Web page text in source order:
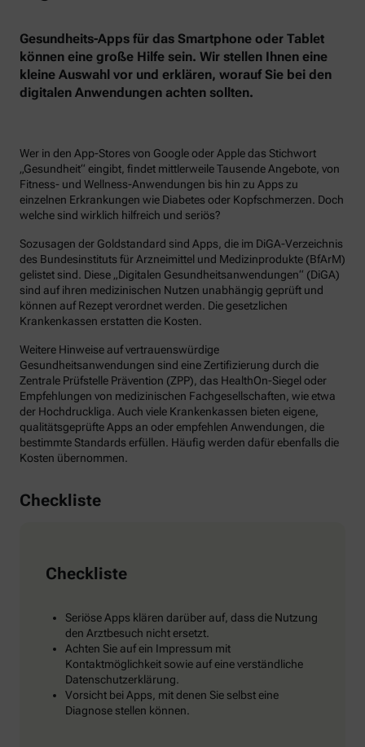
Gesundheits-Apps für das Smartphone oder Tablet
können eine große Hilfe sein. Wir stellen Ihnen eine
kleine Auswahl vor und erklären, worauf Sie bei den
digitalen Anwendungen achten sollten.
Wer in den App-Stores von Google oder Apple das Stichwort
„Gesundheit“ eingibt, findet mittlerweile Tausende Angebote, von
Fitness- und Wellness-Anwendungen bis hin zu Apps zu
einzelnen Erkrankungen wie Diabetes oder Kopfschmerzen. Doch
welche sind wirklich hilfreich und seriös?
Sozusagen der Goldstandard sind Apps, die im DiGA-Verzeichnis
des Bundesinstituts für Arzneimittel und Medizinprodukte (BfArM)
gelistet sind. Diese „Digitalen Gesundheitsanwendungen“ (DiGA)
sind auf ihren medizinischen Nutzen unabhängig geprüft und
können auf Rezept verordnet werden. Die gesetzlichen
Krankenkassen erstatten die Kosten.
Weitere Hinweise auf vertrauenswürdige
Gesundheitsanwendungen sind eine Zertifizierung durch die
Zentrale Prüfstelle Prävention (ZPP), das HealthOn-Siegel oder
Empfehlungen von medizinischen Fachgesellschaften, wie etwa
der Hochdruckliga. Auch viele Krankenkassen bieten eigene,
qualitätsgeprüfte Apps an oder empfehlen Anwendungen, die
bestimmte Standards erfüllen. Häufig werden dafür ebenfalls die
Kosten übernommen.
Checkliste
Checkliste
Seriöse Apps klären darüber auf, dass die Nutzung
den Arztbesuch nicht ersetzt.
Achten Sie auf ein Impressum mit
Kontaktmöglichkeit sowie auf eine verständliche
Datenschutzerklärung.
Vorsicht bei Apps, mit denen Sie selbst eine
Diagnose stellen können.